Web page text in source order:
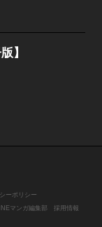
】
ーポリシー
マンガ編集部
採用情報